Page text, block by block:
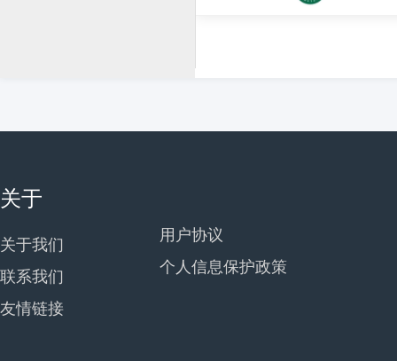
关于
关于我们
联系我们
友情链接
用户协议
个人信息保护政策